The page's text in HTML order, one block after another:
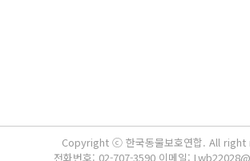
Copyright ⓒ 한국동물보호연합. All
전화번호: 02-707-3590 이메일: